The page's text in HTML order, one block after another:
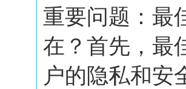
重要问题：最
在？首先，最
户的隐私和安